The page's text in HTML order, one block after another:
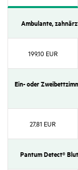
Ambu­lante,
199,10 EUR
Ein- oder
27,81 EUR
Pantum Detect®